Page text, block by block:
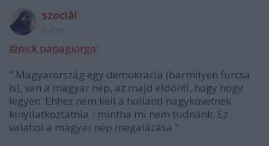
szociál
@nick papagiorgo:
" Magyarország egy demokrácia (bármilyen furcsa
is), van a magyar nép, az majd eldönti, hogy hogy
legyen. Ehhez nem kell a holland nagykövetnek
kinyilatkoztatnia - mintha mi nem tudnánk. Ez
valahol a magyar nép megalázása "